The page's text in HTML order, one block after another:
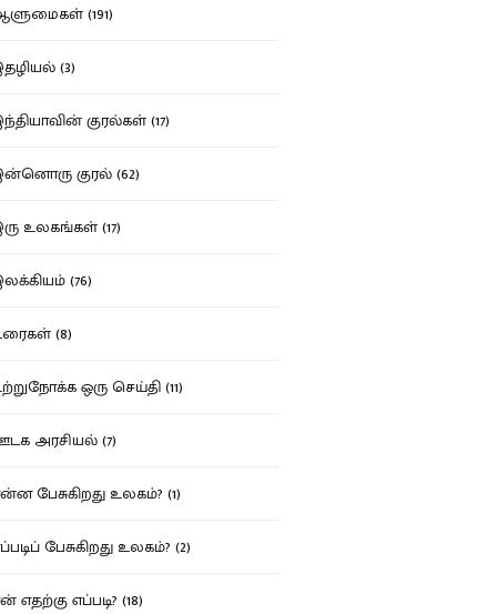
(191)
(3)
குரல்கள் (17)
குரல் (62)
உலகங்கள் (17)
(76)
(8)
ஒரு செய்தி (11)
அரசியல் (7)
பேசுகிறது உலகம்? (1)
பேசுகிறது உலகம்? (2)
எதற்கு எப்படி? (18)